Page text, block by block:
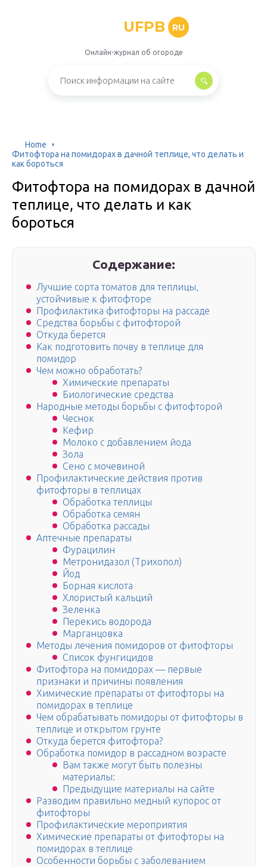
UFPB RU
Онлайн-журнал об огороде
Home
Фитофтора на помидорах в дачной теплице, что делать и
как бороться
Фитофтора на помидорах в дачной
теплице, что делать и как
бороться
Содержание:
Лучшие сорта томатов для теплицы,
устойчивые к фитофторе
Профилактика фитофторы на рассаде
Средства борьбы с фитофторой
Откуда берется
Как подготовить почву в теплице для
помидор
Чем можно обработать?
Химические препараты
Биологические средства
Народные методы борьбы с фитофторой
Чеснок
Кефир
Молоко с добавлением йода
Зола
Сено с мочевиной
Профилактические действия против
фитофторы в теплицах
Обработка теплицы
Обработка семян
Обработка рассады
Аптечные препараты
Фурацилин
Метронидазол (Трихопол)
Йод
Борная кислота
Хлористый кальций
Зеленка
Перекись водорода
Марганцовка
Методы лечения помидоров от фитофторы
Список фунгицидов
Фитофтора на помидорах — первые
признаки и причины появления
Химические препараты от фитофторы на
помидорах в теплице
Чем обрабатывать помидоры от фитофторы в
теплице и открытом грунте
Откуда берется фитофтора?
Обработка помидор в рассадном возрасте
Вам также могут быть полезны
материалы:
Предыдущие материалы на сайте
Разводим правильно медный купорос от
фитофторы
Профилактические мероприятия
Химические препараты от фитофторы на
помидорах в теплице
Особенности борьбы с заболеванием